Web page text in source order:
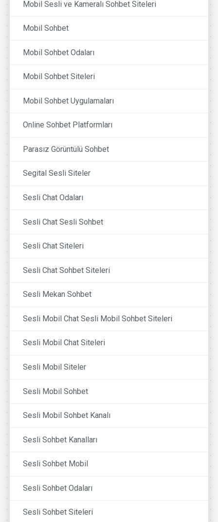
Mobil Sesli ve Kameralı Sohbet Siteleri
Mobil Sohbet
Mobil Sohbet Odaları
Mobil Sohbet Siteleri
Mobil Sohbet Uygulamaları
Online Sohbet Platformları
Parasız Görüntülü Sohbet
Segital Sesli Siteler
Sesli Chat Odaları
Sesli Chat Sesli Sohbet
Sesli Chat Siteleri
Sesli Chat Sohbet Siteleri
Sesli Mekan Sohbet
Sesli Mobil Chat Sesli Mobil Sohbet Siteleri
Sesli Mobil Chat Siteleri
Sesli Mobil Siteler
Sesli Mobil Sohbet
Sesli Mobil Sohbet Kanalı
Sesli Sohbet Kanalları
Sesli Sohbet Mobil
Sesli Sohbet Odaları
Sesli Sohbet Siteleri